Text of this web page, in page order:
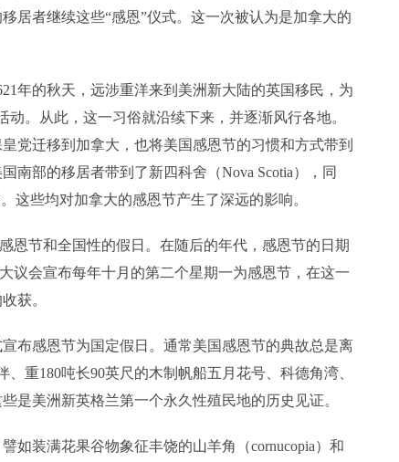
居者继续这些“感恩”仪式。这一次被认为是加拿大的
的秋天，远涉重洋来到美洲新大陆的英国移民，为
。从此，这一习俗就沿续下来，并逐渐风行各地。
党迁移到加拿大，也将美国感恩节的习惯和方式带到
南部的移居者带到了新四科舍（Nova Scotia），同
这些均对加拿大的感恩节产生了深远的影响。
节和全国性的假日。在随后的年代，感恩节的日期
议会宣布每年十月的第二个星期一为感恩节，在这一
获。
感恩节为国定假日。通常美国感恩节的典故总是离
重180吨长90英尺的木制帆船五月花号、科德角湾、
是美洲新英格兰第一个永久性殖民地的历史见证。
装满花果谷物象征丰饶的山羊角（cornucopia）和